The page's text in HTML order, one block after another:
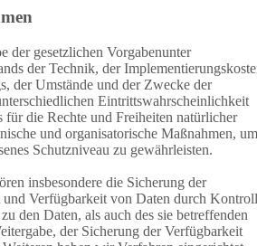
der gesetzlichen Vorgabenunter
der Technik, der
der Umstände und der Zwecke der
Eintrittswahrscheinlichkeit
für die Rechte und Freiheiten natürlicher
und organisatorische Maßnahmen, um
Schutzniveau zu gewährleisten.
insbesondere die Sicherung der
Verfügbarkeit von Daten durch
den Daten, als auch des sie betreffenden
der Sicherung der Verfügbarkeit